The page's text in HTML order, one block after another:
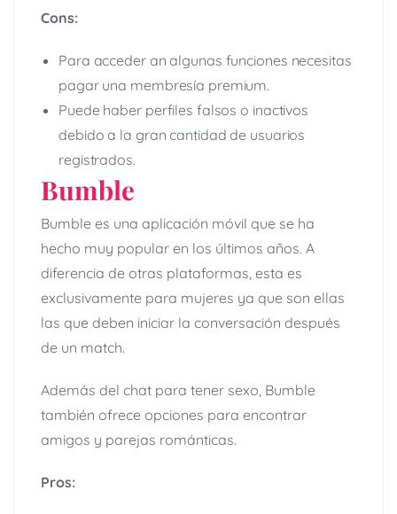
Cons:
Para acceder an algunas funciones necesitas
pagar una membresía premium.
Puede haber perfiles falsos o inactivos
debido a la gran cantidad de usuarios
registrados.
Bumble
Bumble es una aplicación móvil que se ha
hecho muy popular en los últimos años. A
diferencia de otras plataformas, esta es
exclusivamente para mujeres ya que son ellas
las que deben iniciar la conversación después
de un match.
Además del chat para tener sexo, Bumble
también ofrece opciones para encontrar
amigos y parejas románticas.
Pros: